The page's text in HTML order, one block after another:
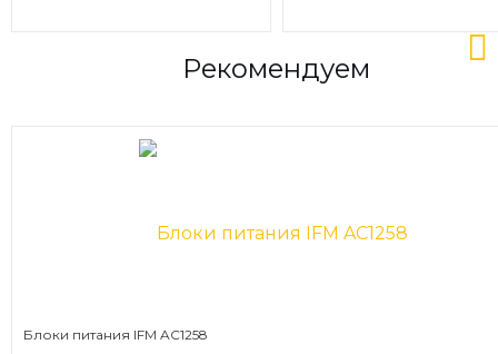
Рекомендуем
Блоки питания IFM AC1258